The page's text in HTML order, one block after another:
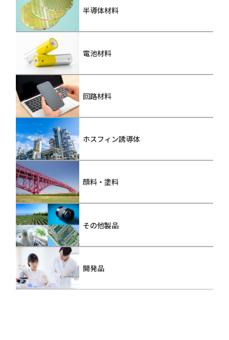
半導体材料
電池材料
回路材料
ホスフィン誘導体
顔料・塗料
その他製品
開発品